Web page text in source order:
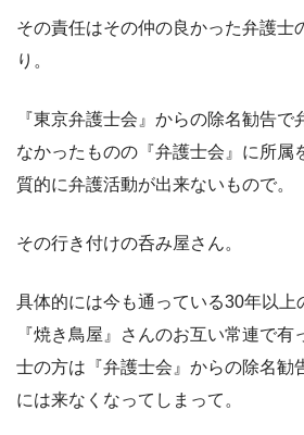
その責任はその仲の良かった弁護士
り。
『東京弁護士会』からの除名勧告
なかったものの『弁護士会』に所属
質的に弁護活動が出来ないもので。
その行き付けの呑み屋さん。
具体的には今も通っている30年以上
『焼き鳥屋』さんのお互い常連で
士の方は『弁護士会』からの除名勧
には来なくなってしまって。